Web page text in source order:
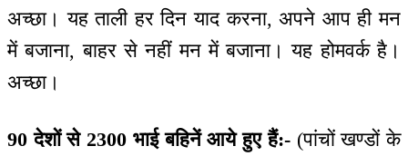
अच्छा। यह ताली हर दिन याद करना, अपने आप ही मन
में बजाना, बाहर से नहीं मन में बजाना। यह होमवर्क है।
अच्छा।
90 देशों से 2300 भाई बहिनें आये हुए हैं:-(पांचों खण्डों के